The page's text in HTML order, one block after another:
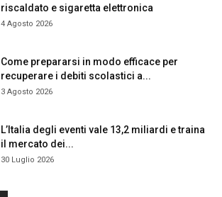
riscaldato e sigaretta elettronica
4 Agosto 2026
Come prepararsi in modo efficace per
recuperare i debiti scolastici a...
3 Agosto 2026
L’Italia degli eventi vale 13,2 miliardi e traina
il mercato dei...
30 Luglio 2026